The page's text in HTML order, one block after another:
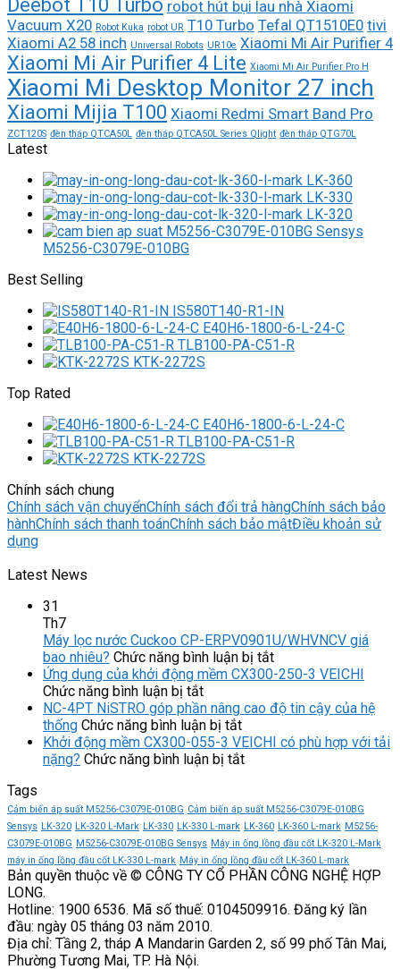
Deebot T10 Turbo robot hút bụi lau nhà Xiaomi
Vacuum X20 Robot Kuka robot UR T10 Turbo Tefal QT1510E0 tivi
Xiaomi A2 58 inch Universal Robots UR10e Xiaomi Mi Air Purifier 4
Xiaomi Mi Air Purifier 4 Lite Xiaomi Mi Air Purifier Pro H
Xiaomi Mi Desktop Monitor 27 inch
Xiaomi Mijia T100 Xiaomi Redmi Smart Band Pro
ZCT120S đèn tháp QTCA50L đèn tháp QTCA50L Series Qlight đèn tháp QTG70L
Latest
LK-360
LK-330
LK-320
M5256-C3079E-010BG
Best Selling
IS580T140-R1-IN
E40H6-1800-6-L-24-C
TLB100-PA-C51-R
KTK-2272S
Top Rated
E40H6-1800-6-L-24-C
TLB100-PA-C51-R
KTK-2272S
Chính sách chung
Chính sách vận chuyểnChính sách đổi trả hàngChính sách bảo
hànhChính sách thanh toánChính sách bảo mậtĐiều khoản sử
dụng
Latest News
31
Th7
Máy lọc nước Cuckoo CP-ERPV0901U/WHVNCV giá
bao nhiêu? Chức năng bình luận bị tắtở
Máy
nước
CP-
nhiêu?
Ứng dụng của khởi động mềm CX300-250-3 VEICHI
Chức năng bình luận bị tắtở
Ứng
dụng
của
khởi
CX300-
250-
3
VEICHI
NC-4PT NiSTRO góp phần nâng cao độ tin cậy của hệ
thống Chức năng bình luận bị tắtở
NC-
4PT
phần
nâng
cao
độ
tin
của
thống
Khởi động mềm CX300-055-3 VEICHI có phù hợp với tải
nặng? Chức năng bình luận bị tắtở
mềm
CX300-
055-
3
VEICHI
phù
với
Tags
Cảm biến áp suất M5256-C3079E-010BG Cảm biến áp suất M5256-C3079E-010BG
Sensys LK-320 LK-320 L-Mark LK-330 LK-330 L-mark LK-360 LK-360 L-mark M5256-
C3079E-010BG M5256-C3079E-010BG Sensys Máy in ống lồng đầu cốt LK-320 L-Mark
máy in ống lồng đầu cốt LK-330 L-mark Máy in ống lồng đầu cốt LK-360 L-mark
Bản quyền thuộc về © CÔNG TY CỔ PHẦN CÔNG NGHỆ HỢP
LONG.
Hotline: 1900 6536. Mã số thuế: 0104509916. Đăng ký lần
đầu: ngày 05 tháng 03 năm 2010.
Địa chỉ: Tầng 2, tháp A Mandarin Garden 2, số 99 phố Tân Mai,
Phường Tương Mai, TP. Hà Nội.